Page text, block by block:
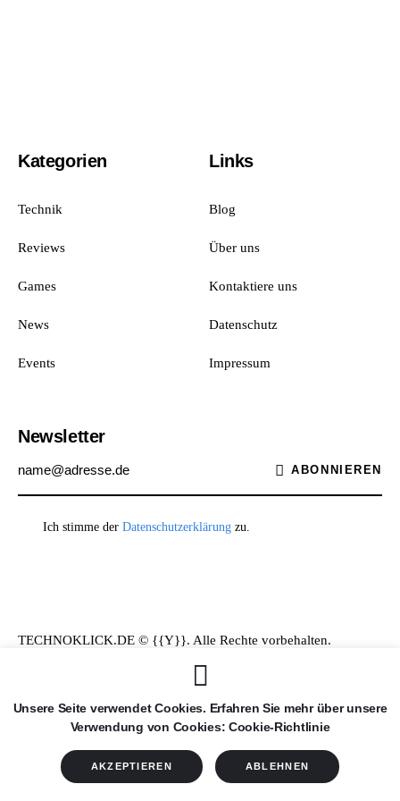
Kategorien
Technik
Reviews
Games
News
Events
Links
Blog
Über uns
Kontaktiere uns
Datenschutz
Impressum
Newsletter
ABONNIEREN
Ich stimme der Datenschutzerklärung zu.
TECHNOKLICK.DE © {{Y}}. Alle Rechte vorbehalten.
Unsere Seite verwendet Cookies. Erfahren Sie mehr über unsere
Verwendung von Cookies: Cookie-Richtlinie
AKZEPTIEREN ABLEHNEN